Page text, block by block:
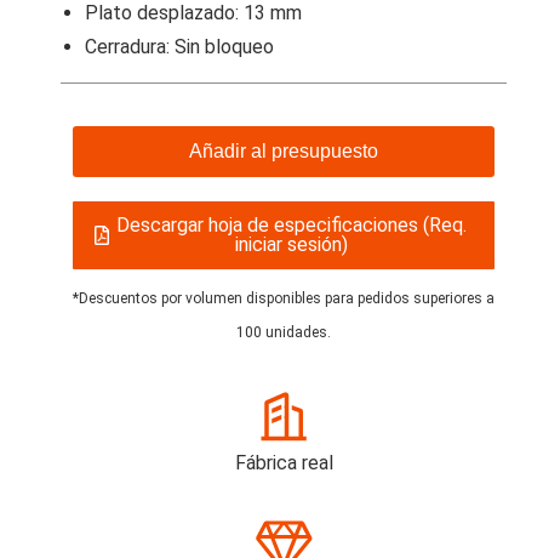
Plato desplazado: 13 mm
Cerradura: Sin bloqueo
Añadir al presupuesto
Descargar hoja de especificaciones (Req.
iniciar sesión)
*Descuentos por volumen disponibles para pedidos superiores a
100 unidades.
Fábrica real